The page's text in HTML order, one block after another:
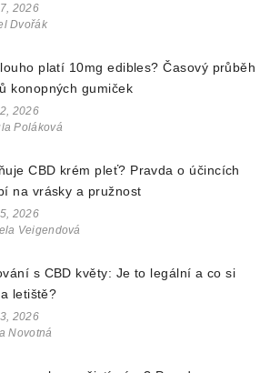
2026
Dvořák
platí 10mg edibles? Časový průběh
konopných gumiček
2026
Poláková
CBD krém pleť? Pravda o účincích
na vrásky a pružnost
2026
Veigendová
s CBD květy: Je to legální a co si
letiště?
2026
Novotná